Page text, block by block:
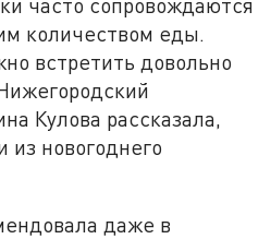
количеством еды.
встретить довольно
Кулова рассказала,
из новогоднего
даже в